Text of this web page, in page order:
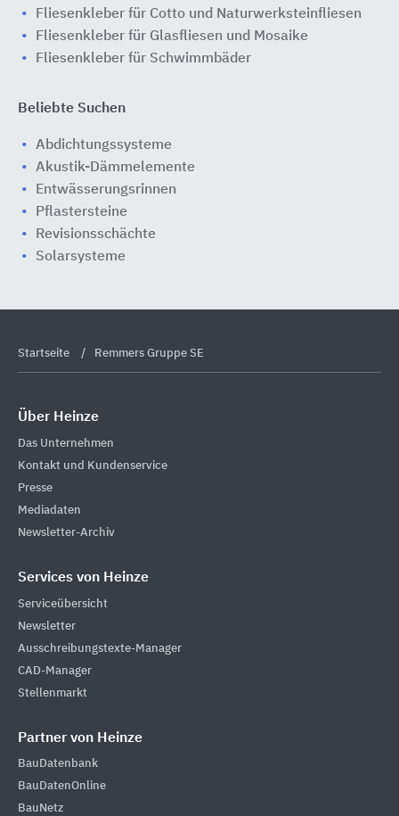
Fliesenkleber für Cotto und Naturwerksteinfliesen
Fliesenkleber für Glasfliesen und Mosaike
Fliesenkleber für Schwimmbäder
Beliebte Suchen
Abdichtungssysteme
Akustik-Dämmelemente
Entwässerungsrinnen
Pflastersteine
Revisionsschächte
Solarsysteme
Startseite Remmers Gruppe SE
Über Heinze
Das Unternehmen
Kontakt und Kundenservice
Presse
Mediadaten
Newsletter-Archiv
Services von Heinze
Serviceübersicht
Newsletter
Ausschreibungstexte-Manager
CAD-Manager
Stellenmarkt
Partner von Heinze
BauDatenbank
BauDatenOnline
BauNetz